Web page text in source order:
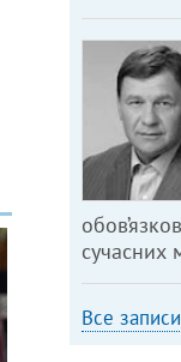
сучасних
Все